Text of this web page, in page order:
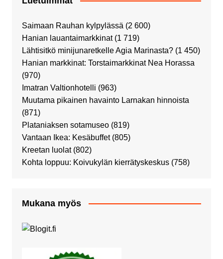
Saimaan Rauhan kylpylässä (2 600)
Hanian lauantaimarkkinat (1 719)
Lähtisitkö minijunaretkelle Agia Marinasta? (1 450)
Hanian markkinat: Torstaimarkkinat Nea Horassa
(970)
Imatran Valtionhotelli (963)
Muutama pikainen havainto Larnakan hinnoista
(871)
Plataniaksen sotamuseo (819)
Vantaan Ikea: Kesäbuffet (805)
Kreetan luolat (802)
Kohta loppuu: Koivukylän kierrätyskeskus (758)
Mukana myös